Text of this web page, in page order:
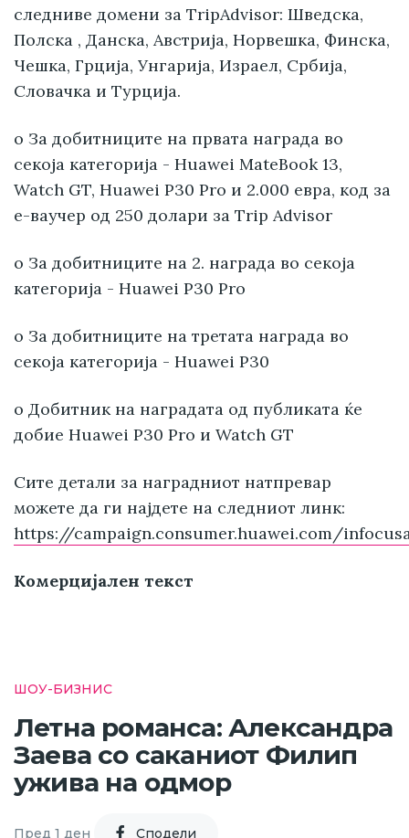
следниве домени за TripAdvisor: Шведска,
Полска , Данска, Австрија, Норвешка, Финска,
Чешка, Грција, Унгарија, Израел, Србија,
Словачка и Турција.
o За добитниците на првата награда во
секоја категорија - Huawei MateBook 13,
Watch GT, Huawei P30 Pro и 2.000 евра, код за
е-ваучер од 250 долари за Trip Advisor
o За добитниците на 2. награда во секоја
категорија - Huawei P30 Pro
o За добитниците на третата награда во
секоја категорија - Huawei P30
o Добитник на наградата од публиката ќе
добие Huawei P30 Pro и Watch GT
Сите детали за наградниот натпревар
можете да ги најдете на следниот линк:
https://campaign.consumer.huawei.com/
Комерцијален текст
ШОУ-БИЗНИС
Летна романса: Александра
Заева со саканиот Филип
ужива на одмор
Пред 1 ден Cподели